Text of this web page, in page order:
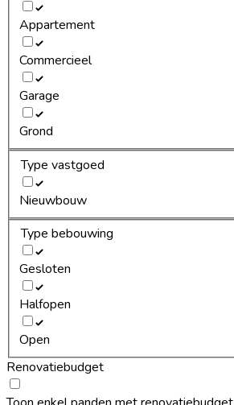
Appartement
Commercieel
Garage
Grond
Type vastgoed
Nieuwbouw
Type bebouwing
Gesloten
Halfopen
Open
Renovatiebudget